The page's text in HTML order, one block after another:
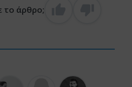
το άρθρο;